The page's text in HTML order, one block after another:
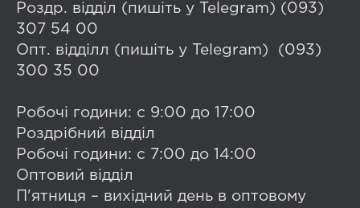
Роздр. відділ (пишіть у Telegram) (093)
307 54 00
Опт. відділл (пишіть у Telegram) (093)
300 35 00
Робочі години: с 9:00 до 17:00
Роздрібний відділ
Робочі години: с 7:00 до 14:00
Оптовий відділ
П'ятниця – вихідний день в оптовому